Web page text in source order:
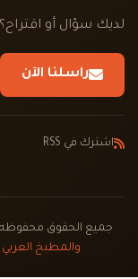
لديك سؤال أو
راسلنا الآن
اشترك في RSS
جميع الحقوق محفوظه لــ
والمطبخ العربي